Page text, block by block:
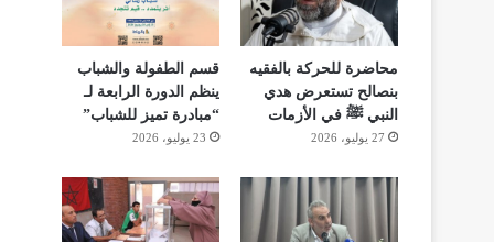
محاضرة للحركة بالفقيه
بنصالح تستعرض هدي
النبي ﷺ في الأزمات
27 يوليو، 2026
قسم الطفولة والشباب
ينظم الدورة الرابعة لـ
“مبادرة تميز للشباب”
23 يوليو، 2026